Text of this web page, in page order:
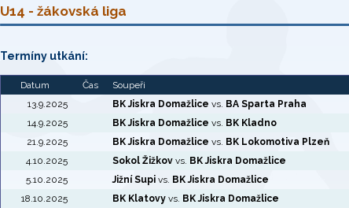
U14 - žákovská liga
Termíny utkání:
Datum Čas
Soupeři
13.9.2025
BK Jiskra Domažlice vs. BA Sparta Praha
14.9.2025
BK Jiskra Domažlice vs. BK Kladno
21.9.2025
BK Jiskra Domažlice vs. BK Lokomotiva Plzeň
4.10.2025
Sokol Žižkov vs. BK Jiskra Domažlice
5.10.2025
Jižní Supi vs. BK Jiskra Domažlice
18.10.2025
BK Klatovy vs. BK Jiskra Domažlice